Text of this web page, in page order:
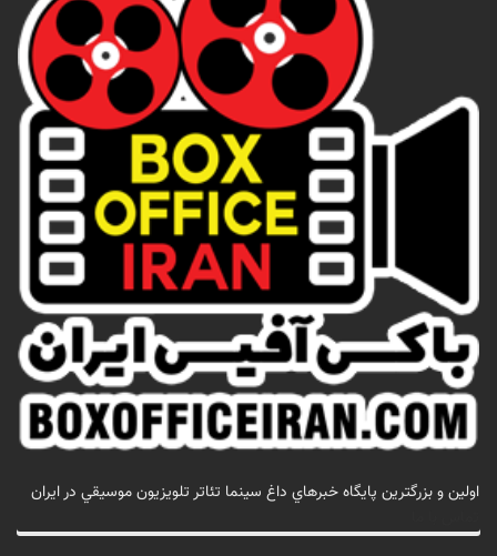
اولين و بزرگترين پايگاه خبرهاي داغ سينما تئاتر تلويزيون موسيقي در ايران